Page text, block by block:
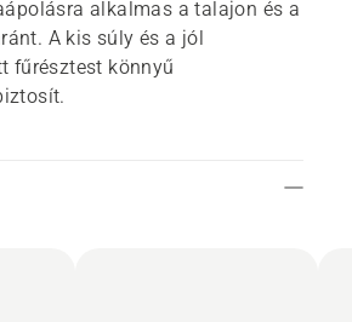
alkalmas a talajon és a
A kis súly és a jól
könnyű